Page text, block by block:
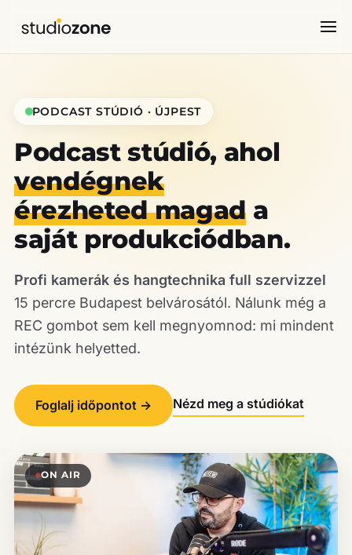
PODCAST STÚDIÓ · ÚJPEST
Podcast stúdió, ahol
vendégnek
érezheted magad a
saját produkciódban.
Profi kamerák és hangtechnika full szervizzel
15 percre Budapest belvárosától. Nálunk még a
REC gombot sem kell megnyomnod: mi mindent
intézünk helyetted.
Foglalj időpontot → Nézd meg a stúdiókat
ON AIR